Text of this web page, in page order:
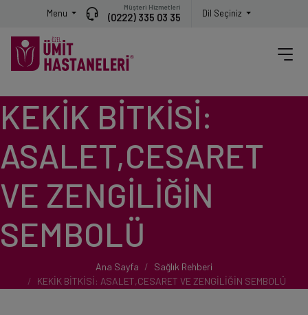
Menu
Müşteri Hizmetleri
(0222) 335 03 35 Dil Seçiniz
KEKİK BİTKİSİ:
ASALET,CESARET
VE ZENGİLİĞİN
SEMBOLÜ
Ana Sayfa
Sağlık Rehberi
KEKİK BİTKİSİ: ASALET,CESARET VE ZENGİLİĞİN SEMBOLÜ